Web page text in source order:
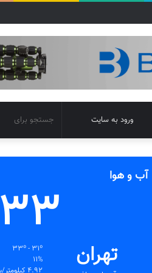
تغییر
پوسته
ورود به سایت
آب و هوا
تهران
33
11%
4.92 کیلومتر/ساعت